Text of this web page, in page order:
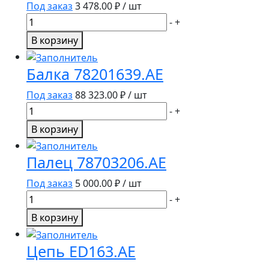
Под заказ 3 478.00₽ / шт
Количество
товара
Цепь
ED162.AE
-+
В корзину
Балка 78201639.AE
Под заказ 88 323.00₽ / шт
Количество
товара
Балка
78201639.AE
-+
В корзину
Палец 78703206.AE
Под заказ 5 000.00₽ / шт
Количество
товара
Палец
78703206.AE
-+
В корзину
Цепь ED163.AE